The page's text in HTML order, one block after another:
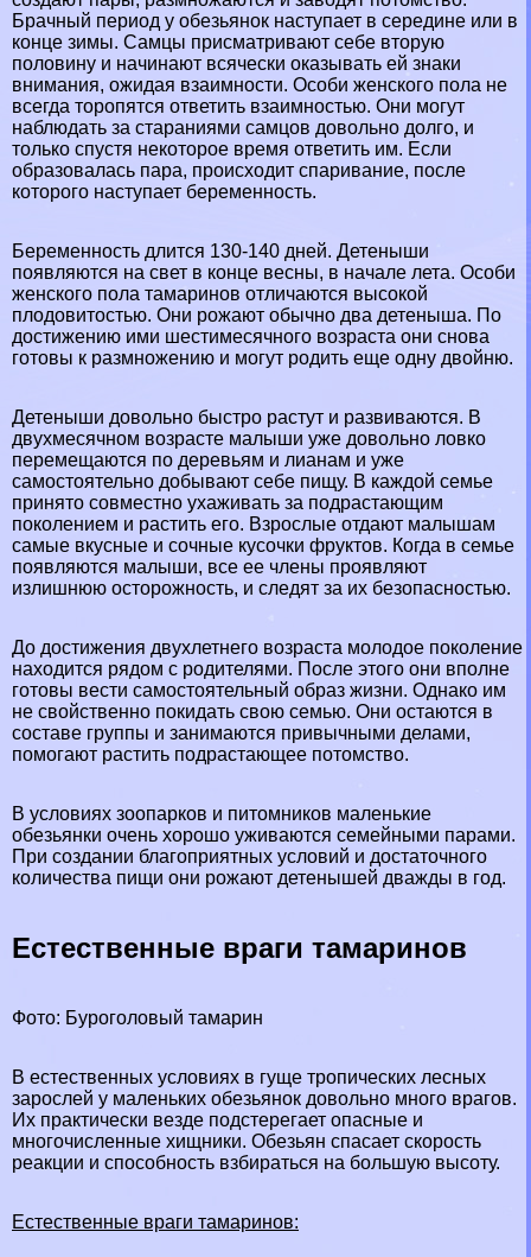
Брачный период у обезьянок наступает в середине или в
конце зимы. Самцы присматривают себе вторую
половину и начинают всячески оказывать ей знаки
внимания, ожидая взаимности. Особи женского пола не
всегда торопятся ответить взаимностью. Они могут
наблюдать за стараниями самцов довольно долго, и
только спустя некоторое время ответить им. Если
образовалась пара, происходит спаривание, после
которого наступает беременность.
Беременность длится 130-140 дней. Детеныши
появляются на свет в конце весны, в начале лета. Особи
женского пола тамаринов отличаются высокой
плодовитостью. Они рожают обычно два детеныша. По
достижению ими шестимecячного возраста они снова
готовы к размножению и могут родить еще одну двойню.
Детеныши довольно быстро растут и развиваются. В
двухмecячном возрасте малыши уже довольно ловко
перемещаются по деревьям и лианам и уже
самостоятельно добывают себе пищу. В каждой семье
принято совместно ухаживать за подрастающим
поколением и растить его. Взрослые отдают малышам
самые вкусные и сочные кусочки фруктов. Когда в семье
появляются малыши, все ее члeны проявляют
излишнюю осторожность, и следят за их безопасностью.
До достижения двухлетнего возраста молодое поколение
находится рядом с родителями. После этого они вполне
готовы вести самостоятельный образ жизни. Однако им
не свойственно покидать свою семью. Они остаются в
составе группы и занимаются привычными делами,
помогают растить подрастающее потомство.
В условиях зоопарков и питомников маленькие
обезьянки очень хорошо уживаются семейными парами.
При создании благоприятных условий и достаточного
количества пищи они рожают детенышей дважды в год.
Естественные враги тамаринов
Фото: Буроголовый тамарин
В естественных условиях в гуще тропических лесных
зарослей у маленьких обезьянок довольно много врагов.
Их пpaктически везде подстерегает опасные и
многочисленные хищники. Обезьян спасает скорость
реакции и способность взбираться на большую высоту.
Естественные враги тамаринов: